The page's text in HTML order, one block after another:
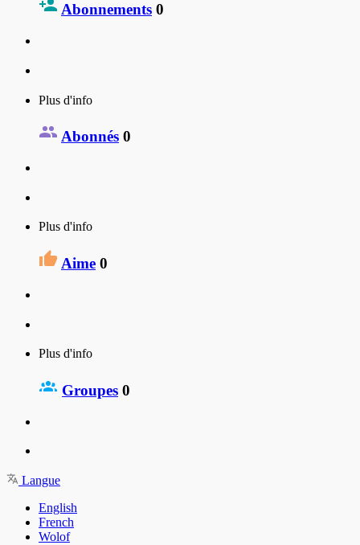
Abonnements 0
Plus d'info
Abonnés 0
Plus d'info
Aime 0
Plus d'info
Groupes 0
Langue
English
French
Wolof